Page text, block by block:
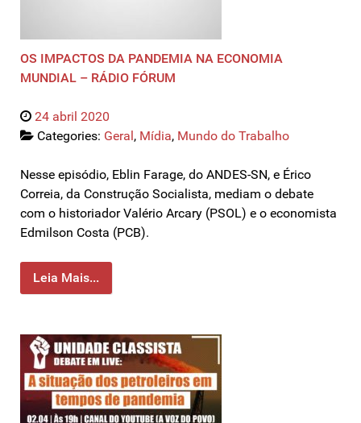
OS IMPACTOS DA PANDEMIA NA ECONOMIA
MUNDIAL – RÁDIO FÓRUM
24 abril 2020
Categories: Geral, Mídia, Mundo do Trabalho
Nesse episódio, Eblin Farage, do ANDES-SN, e Érico
Correia, da Construção Socialista, mediam o debate
com o historiador Valério Arcary (PSOL) e o economista
Edmilson Costa (PCB).
Leia Mais...